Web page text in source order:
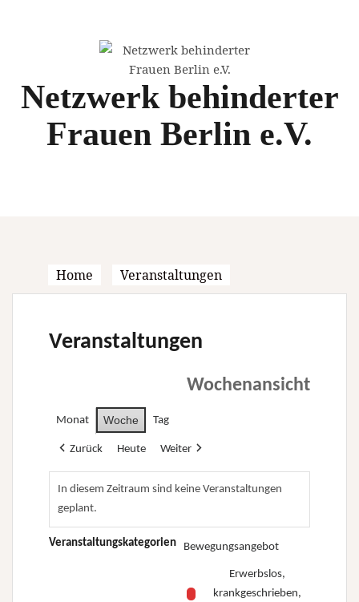
Netzwerk behinderter
Frauen Berlin e.V.
Home Veranstaltungen
Veranstaltungen
Wochenansicht
Monat Woche Tag
Zurück Heute Weiter
In diesem Zeitraum sind keine Veranstaltungen
geplant.
Veranstaltungskategorien Bewegungsangebot
Erwerbslos,
krankgeschrieben,